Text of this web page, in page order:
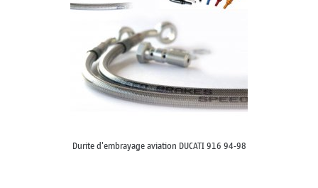
Durite d'embrayage aviation DUCATI 916 94-98